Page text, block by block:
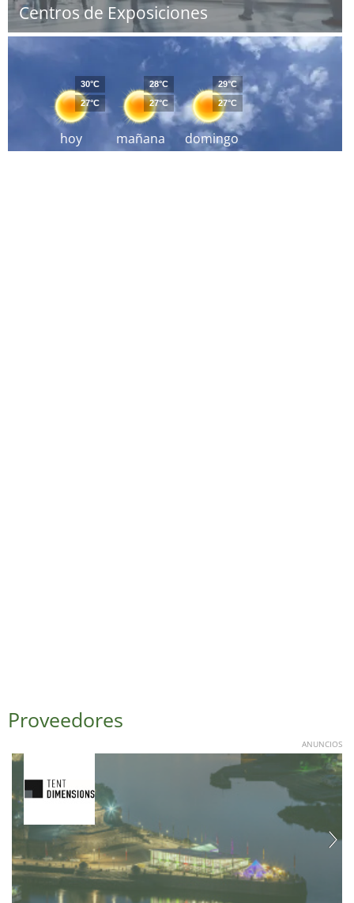
Centros de Exposiciones
hoy
30°C
27°C
mañana
28°C
27°C
domingo
29°C
27°C
Proveedores
ANUNCIOS